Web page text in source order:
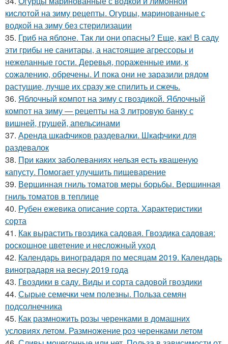
кислотой на зиму рецепты. Огурцы, маринованные с
водкой на зиму без стерилизации
35. Гриб на яблоне. Так ли они опасны? Еще, как! В саду
эти грибы не санитары, а настоящие агрессоры и
нежеланные гости. Деревья, пораженные ими, к
сожалению, обречены. И пока они не заразили рядом
растущие, лучше их сразу же спилить и сжечь.
36. Яблочный компот на зиму с гвоздикой. Яблочный
компот на зиму — рецепты на 3 литровую банку с
вишней, грушей, апельсинами
37. Аренда шкафчиков раздевалки. Шкафчики для
раздевалок
38. При каких заболеваниях нельзя есть квашеную
капусту. Помогает улучшить пищеварение
39. Вершинная гниль томатов меры борьбы. Вершинная
гниль томатов в теплице
40. Рубен ежевика описание сорта. Характеристики
сорта
41. Как вырастить гвоздика садовая. Гвоздика садовая:
роскошное цветение и несложный уход
42. Календарь виноградаря по месяцам 2019. Календарь
виноградаря на весну 2019 года
43. Гвоздики в саду. Виды и сорта садовой гвоздики
44. Сырые семечки чем полезны. Польза семян
подсолнечника
45. Как размножить розы черенками в домашних
условиях летом. Размножение роз черенками летом